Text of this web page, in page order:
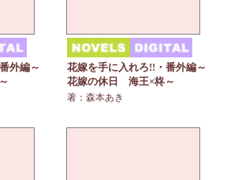
外編～
花嫁を手に入れろ!!・番外編～
花嫁の休日 海王×柊～
著：森本あき